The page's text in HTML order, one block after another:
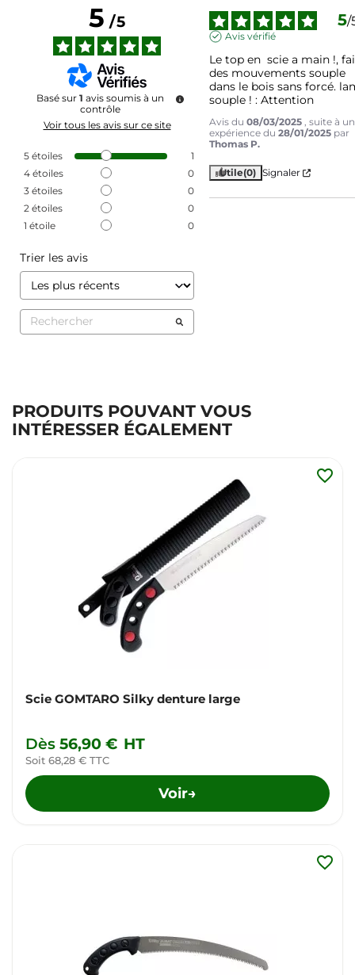
5/5
Basé sur 1 avis soumis à un
contrôle
Voir tous les avis sur ce site
5 étoiles
1
4 étoiles
0
3 étoiles
0
2 étoiles
0
1 étoile 0
Trier les avis
5/
Avis vérifié
Le top en  scie a main !,
des mouvements souple
dans le bois sans forcé.
souple ! : Attention
Avis du08/03/2025 , suite à
expérience du28/01/2025 par
Thomas P.
Utile(0) Signaler
PRODUITS POUVANT VOUS
INTÉRESSER ÉGALEMENT
Scie GOMTARO Silky denture large
Dès 56,90 € HT
Soit 68,28 € TTC
Voir→
favorite_border
favorite_border